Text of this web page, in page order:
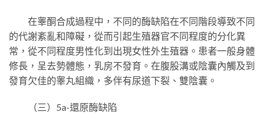
在睾酮合成過程中，不同的酶缺陷在不同階段導致不同
的代謝紊亂和障礙，從而引起生殖器官不同程度的分化異
常，從不同程度男性化到出現女性外生殖器。患者一般身體
修長，呈去勢體態，乳房不發育。在腹股溝或陰囊內觸及到
發育欠佳的睾丸組織，多伴有尿道下裂、雙陰囊。
（三）5a-還原酶缺陷